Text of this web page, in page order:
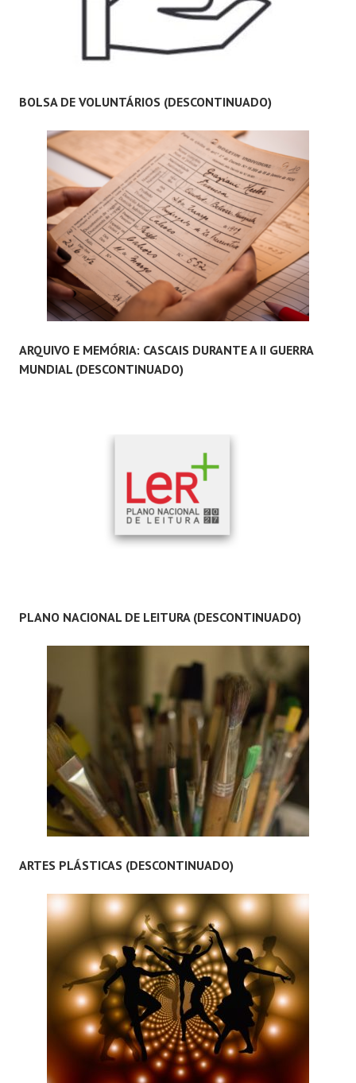
BOLSA DE VOLUNTÁRIOS (DESCONTINUADO)
ARQUIVO E MEMÓRIA: CASCAIS DURANTE A II GUERRA
MUNDIAL (DESCONTINUADO)
PLANO NACIONAL DE LEITURA (DESCONTINUADO)
ARTES PLÁSTICAS (DESCONTINUADO)